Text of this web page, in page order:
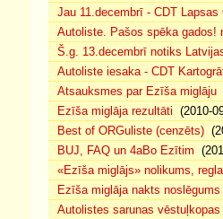
Jau 11.decembrī - CDT
Autoliste. Pašos spēka gados!
Š.g. 13.decembrī notiks
Autoliste iesaka - CDT
Atsauksmes par Ezīša miglāju
Ezīša miglāja rezultāti (2010-
Best of ORGuliste (cenzēts)
BUJ, FAQ un 4aBo Ezītim
«Ezīša miglājs» nolikums,
Ezīša miglāja nakts noslēgums
Autolistes sarunas vēstuļkopas